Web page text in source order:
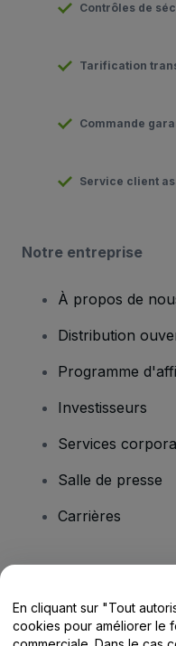
Contrôles de
Tarification
Commande
Service client
Notre entreprise
À propos de
Distribution
Programme
Investisseurs
Services
Salle de presse
Carrières
Centre
En cliquant sur "Tout
cookies pour améliorer le